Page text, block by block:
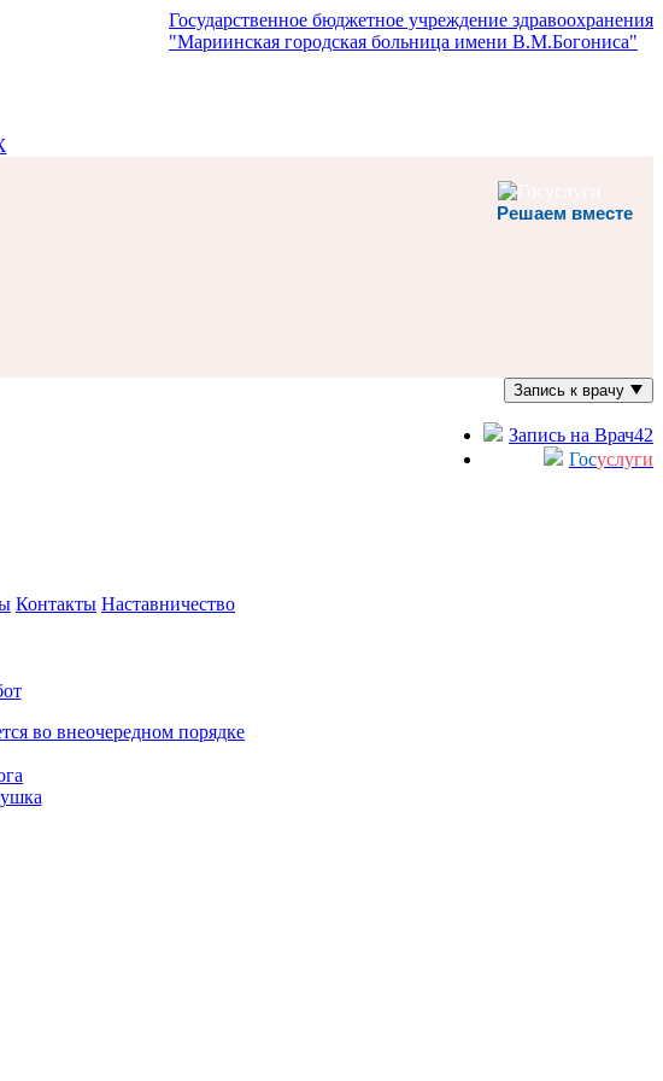
Государственное бюджетное учреждение здравоохранения
"Мариинская городская больница имени В.М.Богониса"
Решаем вместе
Запись к врачу
Запись на Врач42
Госуслуги
Контакты Наставничество